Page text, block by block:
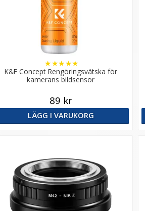
K&F Concept Rengöringsvätska för
kamerans bildsensor
★★★★★
89 kr
LÄGG I VARUKORG